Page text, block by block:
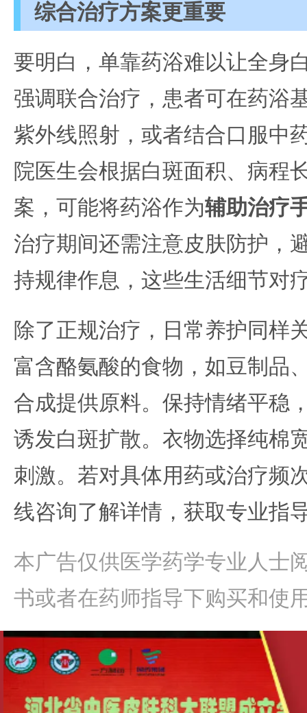
综合治疗方案更重要
要明白，单靠药浴难以让全身
强调联合治疗，患者可在药浴
紫外线照射，或者结合口服中
院医生会根据白斑面积、病程
案，可能将药浴作为辅助治疗
治疗期间还需注意皮肤防护，
持规律作息，这些生活细节对
除了正规治疗，日常养护同样
富含酪氨酸的食物，如豆制品
合成提供原料。保持情绪平稳
诱发白斑扩散。衣物选择纯棉
刺激。若对具体用药或治疗频
线咨询了解详情，获取专业指
本广告仅供医学药学专业人士
书或者在药师指导下购买和使